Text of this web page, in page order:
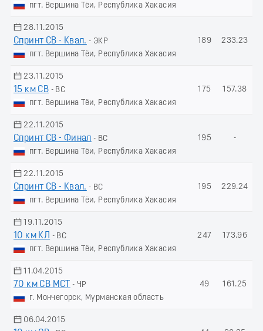
пгт. Вершина Тёи, Республика Хакасия
28.11.2015
Спринт СВ - Квал. - ЭКР
пгт. Вершина Тёи, Республика Хакасия
189 233.23
23.11.2015
15 км СВ - ВС
пгт. Вершина Тёи, Республика Хакасия
175 157.38
22.11.2015
Спринт СВ - Финал - ВС
пгт. Вершина Тёи, Республика Хакасия
195 -
22.11.2015
Спринт СВ - Квал. - ВС
пгт. Вершина Тёи, Республика Хакасия
195 229.24
19.11.2015
10 км КЛ
- ВС
пгт. Вершина Тёи, Республика Хакасия
247 173.96
11.04.2015
70 км СВ МСТ
- ЧР
г. Мончегорск, Мурманская область
49 161.25
06.04.2015